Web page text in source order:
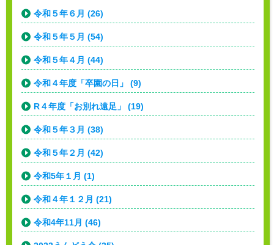
令和５年６月 (26)
令和５年５月 (54)
令和５年４月 (44)
令和４年度「卒園の日」 (9)
R４年度「お別れ遠足」 (19)
令和５年３月 (38)
令和５年２月 (42)
令和5年１月 (1)
令和４年１２月 (21)
令和4年11月 (46)